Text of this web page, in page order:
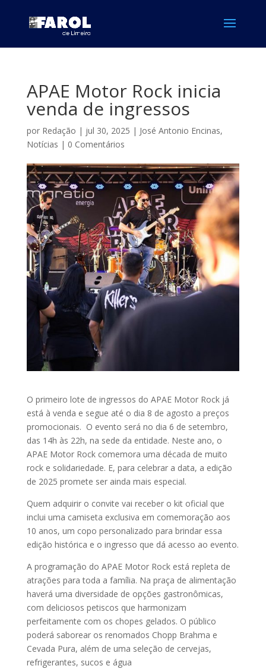
APAE Motor Rock inicia
venda de ingressos
por Redação | jul 30, 2025 | José Antonio Encinas,
Notícias | 0 Comentários
O primeiro lote de ingressos do APAE Motor Rock já
está à venda e segue até o dia 8 de agosto a preços
promocionais. O evento será no dia 6 de setembro,
das 14h às 22h, na sede da entidade. Neste ano, o
APAE Motor Rock comemora uma década de muito
rock e solidariedade. E, para celebrar a data, a edição
de 2025 promete ser ainda mais especial.
Quem adquirir o convite vai receber o kit oficial que
inclui uma camiseta exclusiva em comemoração aos
10 anos, um copo personalizado para brindar essa
edição histórica e o ingresso que dá acesso ao evento.
A programação do APAE Motor Rock está repleta de
atrações para toda a família. Na praça de alimentação
haverá uma diversidade de opções gastronômicas,
com deliciosos petiscos que harmonizam
perfeitamente com os chopes gelados. O público
poderá saborear os renomados Chopp Brahma e
Cevada Pura, além de uma seleção de cervejas,
refrigerantes, sucos e água